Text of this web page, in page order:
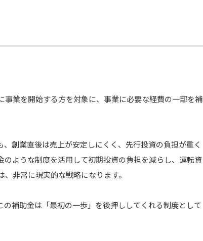
業を開始する方を対象に、事業に必要な経費の一部を補
、創業直後は売上が安定しにくく、先行投資の負担が重く
ような制度を活用して初期投資の負担を減らし、運転資
非常に現実的な戦略になります。
補助金は「最初の一歩」を後押ししてくれる制度として